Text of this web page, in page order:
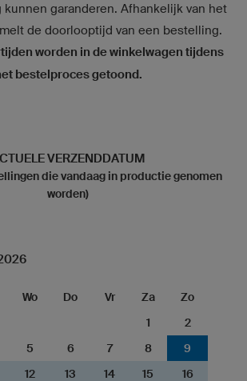
garanderen. Afhankelijk van het
de doorlooptijd van een bestelling.
worden in de winkelwagen tijdens
bestelproces getoond.
VERZENDDATUM
die vandaag in productie genomen
worden)
Wo Do Vr Za
Zo
1
2
5 6 7 8
9
12 13 14 15
16